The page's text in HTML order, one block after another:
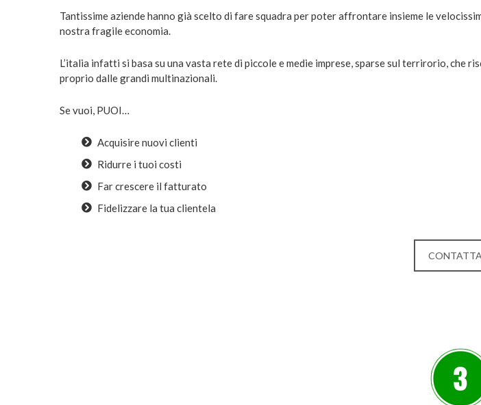
Tantissime aziende hanno già scelto di fare squadra per poter affrontare insieme le
nostra fragile economia.
L’italia infatti si basa su una vasta rete di piccole e medie imprese, sparse sul terrirorio, che
proprio dalle grandi multinazionali.
Se vuoi, PUOI…
Acquisire nuovi clienti
Ridurre i tuoi costi
Far crescere il fatturato
Fidelizzare la tua clientela